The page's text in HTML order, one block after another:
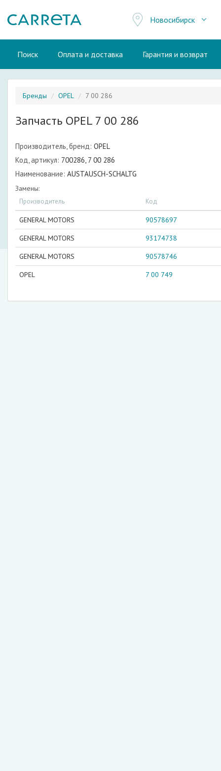
Новосибирск
Поиск Оплата и доставка Гарантия и возврат
Бренды OPEL 7 00 286
Запчасть OPEL 7 00 286
Производитель, бренд: OPEL
Код, артикул: 700286, 7 00 286
Наименование: AUSTAUSCH-SCHALTG
Замены:
Производитель Код
GENERAL MOTORS 90578697
GENERAL MOTORS 93174738
GENERAL MOTORS 90578746
OPEL 7 00 749